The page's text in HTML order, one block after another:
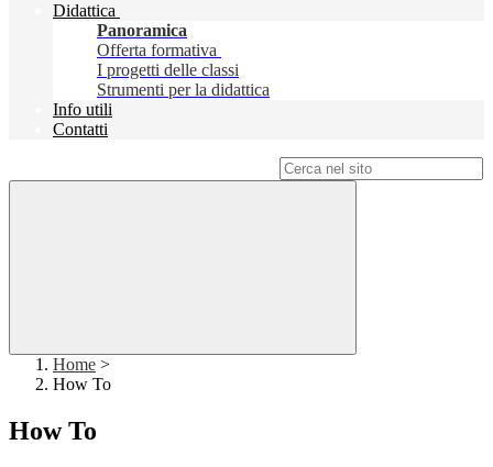
Didattica
Panoramica
Offerta formativa
I progetti delle classi
Strumenti per la didattica
Info utili
Contatti
Home >
How To
How To